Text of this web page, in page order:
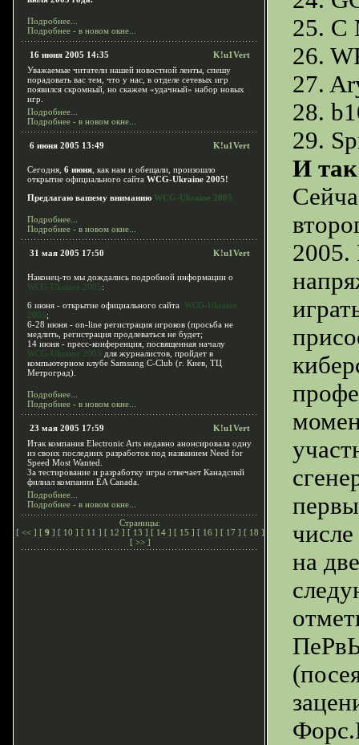
Подробнее...
Подробнее - в новом окне...
16 июня 2005 14:35
K!u1Vert
Уважаемые читатели нашей новостной ленты, спешу
порадовать вас тем, что у нас, в отделе сетевых игр
появился скромный, но скажем «удачный» набор новых
игр.
Подробнее...
Подробнее - в новом окне...
6 июня 2005 13:49 K!u1Vert
Сегодня, 6 июня , как нам и обещали, произошло
открытие официального сайта WCG-Ukraine 2005!
Предлагаю вашему вниманию WCG-Ukraine 2005
Подробнее...
Подробнее - в новом окне...
31 мая 2005 17:50 K!u1Vert
Наконец-то мы дождались подробной информации о
WCG-Ukraine 2005:
6 июня - открытие официального сайта WCG-Ukraine
2005;
6-28 июня - on-line регистрация игроков (просьба не
медлить, регистрация продлеваться не будет;
14 июня - пресс-конференция, посвященная началу
WCG-Ukraine 2005 для журналистов, пройдет в
компьютерном клубе Samsung C-Club (г. Киев, ТЦ
Метроград).
Подробнее...
Подробнее - в новом окне...
23 мая 2005 17:59
K!u1Vert
Итак компания Electronic Arts недавно анонсировала одну
из своих последних разработок под названием Need for
Speed Most Wanted.
За тестирование и разработку игры отвечает Канадсикй
филиал компании EA Canada.
Подробнее...
Подробнее - в новом окне...
Страницы:
[ << ] [ 9 ] [ 10 ] [ 11 ] [ 12 ] [ 13 ] [ 14 ] [ 15 ] [ 16 ] [ 17 ] [ 18 ]
[ >> ]
25. C
26.
27.
28.
29.
И
2005.
на